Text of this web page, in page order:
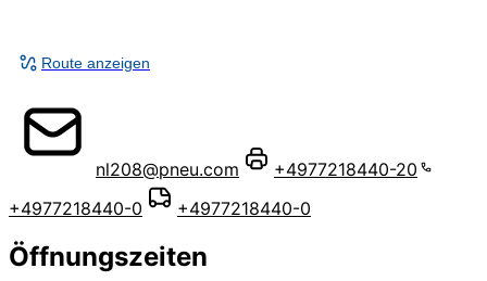
Route anzeigen
nl208@pneu.com
+4977218440-20
+4977218440-0
+4977218440-0
Öffnungszeiten